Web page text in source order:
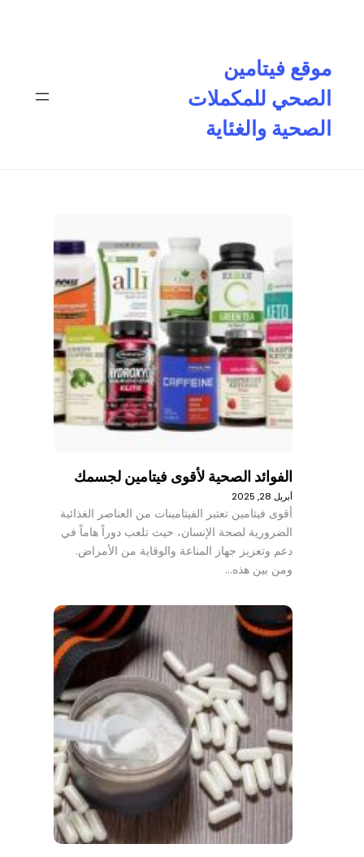
موقع فيتامين
الصحي للمكملات
الصحية والغئاية
الفوائد الصحية لأقوى فيتامين لجسمك
أبريل 28, 2025
أقوى فيتامين تعتبر الفيتامينات من العناصر الغذائية
الضرورية لصحة الإنسان، حيث تلعب دوراً هاماً في
دعم وتعزيز جهاز المناعة والوقاية من الأمراض.
ومن بين هذه…